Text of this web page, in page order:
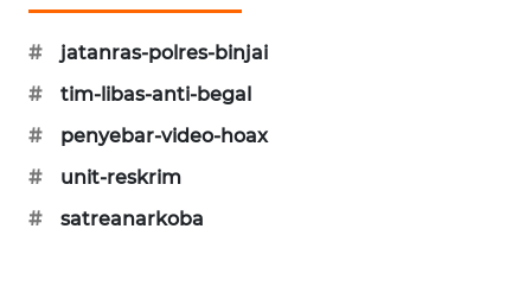
#
jatanras-polres-binjai
#
tim-libas-anti-begal
#
penyebar-video-hoax
#
unit-reskrim
#
satreanarkoba
ID
NEWS
CILEUNGSI
NEWS